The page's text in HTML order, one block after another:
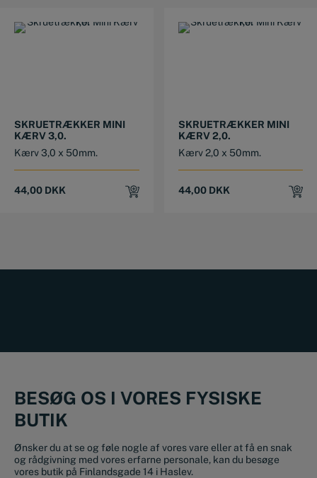
SKRUETRÆKKER MINI
KÆRV 3,0.
Kærv 3,0 x 50mm.
44,00 DKK
SKRUETRÆKKER MINI
KÆRV 2,0.
Kærv 2,0 x 50mm.
44,00 DKK
BESØG OS I VORES FYSISKE
BUTIK
Ønsker du at se og føle nogle af vores vare eller at få en snak
og rådgivning med vores erfarne personale, kan du besøge
vores butik på Finlandsgade 14 i Haslev.